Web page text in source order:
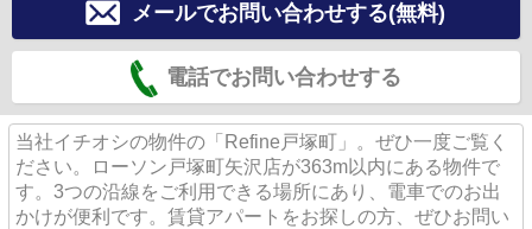
メールでお問い合わせする(無料)
電話でお問い合わせする
当社イチオシの物件の「Refine戸塚町」。ぜひ一度ご覧く
ださい。ローソン戸塚町矢沢店が363m以内にある物件で
す。3つの沿線をご利用できる場所にあり、電車でのお出
かけが便利です。賃貸アパートをお探しの方、ぜひお問い